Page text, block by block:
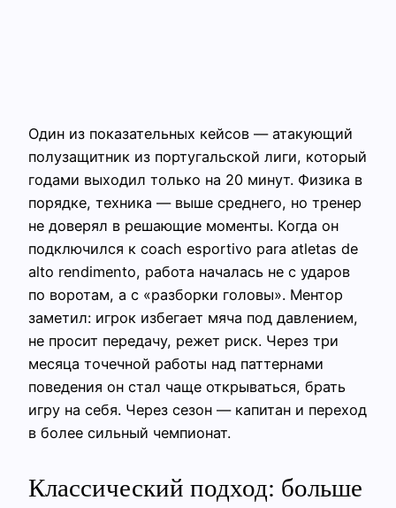
Один из показательных кейсов — атакующий
полузащитник из португальской лиги, который
годами выходил только на 20 минут. Физика в
порядке, техника — выше среднего, но тренер
не доверял в решающие моменты. Когда он
подключился к coach esportivo para atletas de
alto rendimento, работа началась не с ударов
по воротам, а с «разборки головы». Ментор
заметил: игрок избегает мяча под давлением,
не просит передачу, режет риск. Через три
месяца точечной работы над паттернами
поведения он стал чаще открываться, брать
игру на себя. Через сезон — капитан и переход
в более сильный чемпионат.
Классический подход: больше